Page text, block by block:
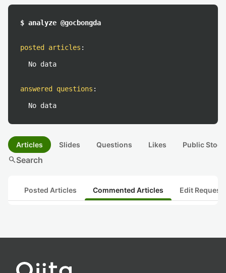
$ analyze @gocbongda
posted articles :
No data
answered questions :
No data
Articles Slides Questions Likes Public
searchSearch
Posted Articles Commented Articles Edit